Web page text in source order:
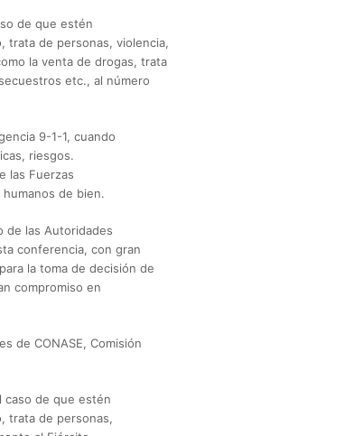
de que estén
trata de personas, violencia,
la venta de drogas, trata
etc., al número
9-1-1, cuando
riesgos.
las Fuerzas
de bien.
de las Autoridades
conferencia, con gran
la toma de decisión de
compromiso en
de CONASE, Comisión
caso de que estén
trata de personas,